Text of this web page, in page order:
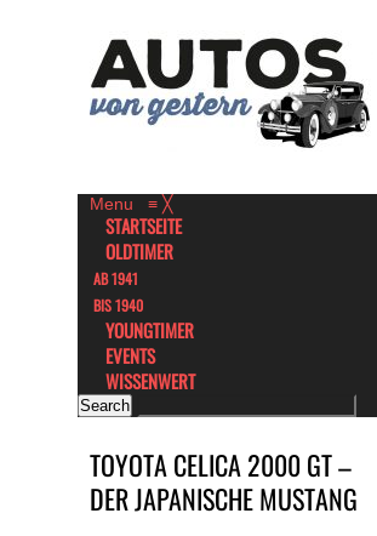
Menu ≡ ╳
STARTSEITE
OLDTIMER
AB 1941
BIS 1940
YOUNGTIMER
EVENTS
WISSENWERT
TOYOTA CELICA 2000 GT –
DER JAPANISCHE MUSTANG